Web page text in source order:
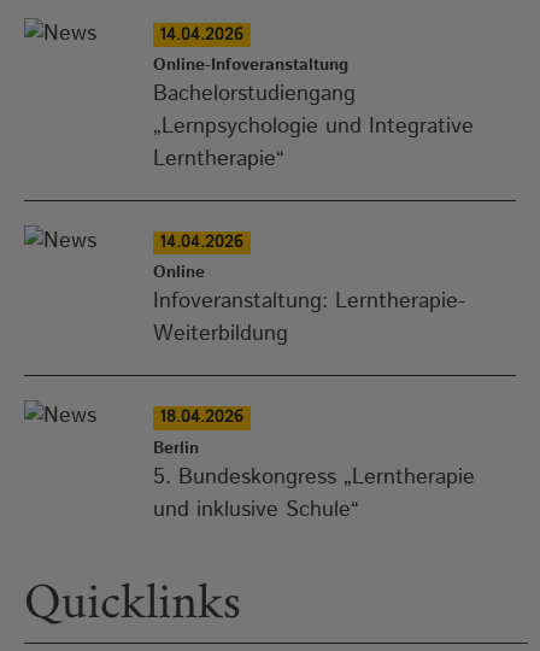
14.04.2026
Online-Infoveranstaltung
Bachelorstudiengang
„Lernpsychologie und Integrative
Lerntherapie“
14.04.2026
Online
Infoveranstaltung: Lerntherapie-
Weiterbildung
18.04.2026
Berlin
5. Bundeskongress „Lerntherapie
und inklusive Schule“
Quicklinks